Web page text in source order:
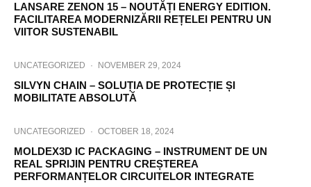
LANSARE ZENON 15 – NOUTĂȚI ENERGY EDITION.
FACILITAREA MODERNIZĂRII REȚELEI PENTRU UN
VIITOR SUSTENABIL
UNCATEGORIZED · NOVEMBER 29, 2024
SILVYN CHAIN – SOLUȚIA DE PROTECȚIE ȘI
MOBILITATE ABSOLUTĂ
UNCATEGORIZED · OCTOBER 18, 2024
MOLDEX3D IC PACKAGING – INSTRUMENT DE UN
REAL SPRIJIN PENTRU CREȘTEREA
PERFORMANȚELOR CIRCUITELOR INTEGRATE